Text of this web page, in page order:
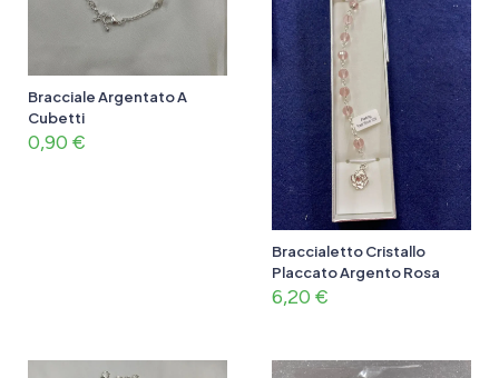
Bracciale Argentato A
Cubetti
0,90 €
Braccialetto Cristallo
Placcato Argento Rosa
6,20 €